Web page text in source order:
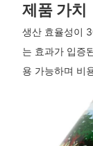
제품 가치
생산 효율성이
는 효과가 입증
용 가능하며 비